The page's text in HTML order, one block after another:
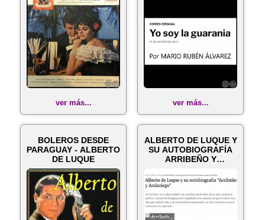
ver más... ver más...
BOLEROS DESDE
PARAGUAY - ALBERTO
DE LUQUE
ALBERTO DE LUQUE Y
SU AUTOBIOGRAFÍA
ARRIBEÑO Y
Doming...